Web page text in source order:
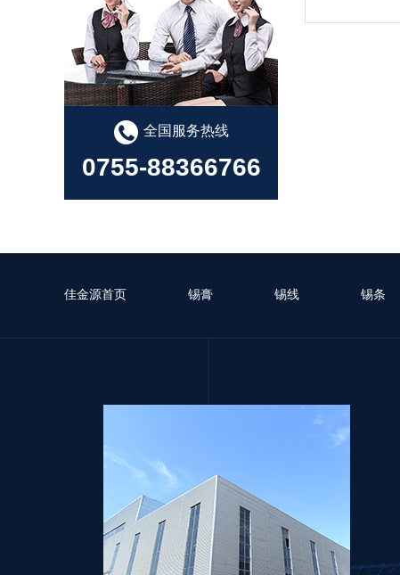
有铅锡膏选型指南
全国服务热线
0755-88366766
佳金源首页 锡膏 锡线 锡条